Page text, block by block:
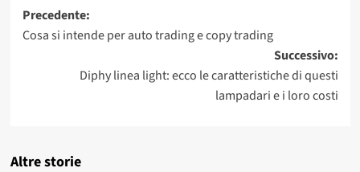
Navigazione
articolo
Precedente:
Cosa si intende per auto trading e copy trading
Successivo:
Diphy linea light: ecco le caratteristiche di questi
lampadari e i loro costi
Altre storie